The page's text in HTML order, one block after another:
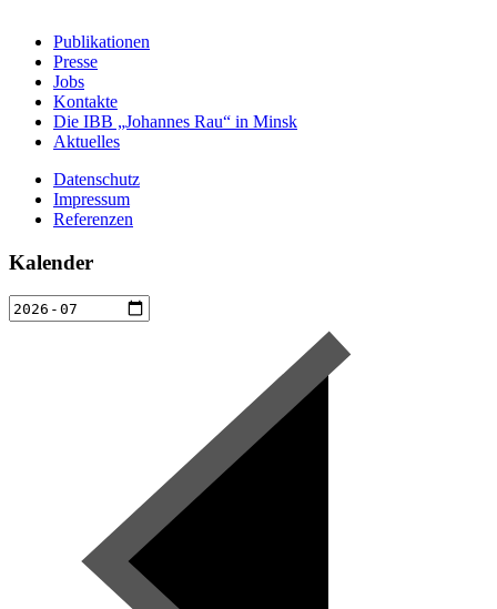
Publikationen
Presse
Jobs
Kontakte
Die IBB „Johannes Rau“ in Minsk
Aktuelles
Datenschutz
Impressum
Referenzen
Kalender